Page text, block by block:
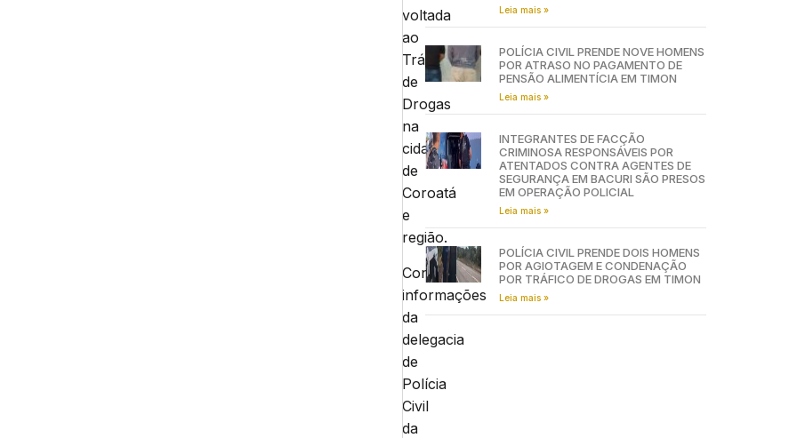
voltada
ao
Tráfico
de
Drogas
na
cidade
de
Coroatá
e
região.
Conforme
informações
da
delegacia
de
Polícia
Civil
da
Leia mais »
POLÍCIA CIVIL PRENDE NOVE HOMENS
POR ATRASO NO PAGAMENTO DE
PENSÃO ALIMENTÍCIA EM TIMON
Leia mais »
INTEGRANTES DE FACÇÃO
CRIMINOSA RESPONSÁVEIS POR
ATENTADOS CONTRA AGENTES DE
SEGURANÇA EM BACURI SÃO PRESOS
EM OPERAÇÃO POLICIAL
Leia mais »
POLÍCIA CIVIL PRENDE DOIS HOMENS
POR AGIOTAGEM E CONDENAÇÃO
POR TRÁFICO DE DROGAS EM TIMON
Leia mais »